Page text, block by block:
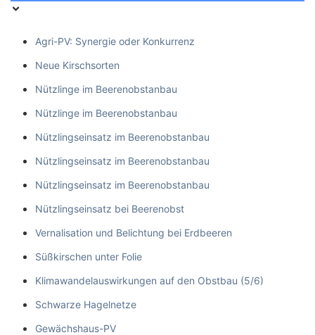
Agri-PV: Synergie oder Konkurrenz
Neue Kirschsorten
Nützlinge im Beerenobstanbau
Nützlinge im Beerenobstanbau
Nützlingseinsatz im Beerenobstanbau
Nützlingseinsatz im Beerenobstanbau
Nützlingseinsatz im Beerenobstanbau
Nützlingseinsatz bei Beerenobst
Vernalisation und Belichtung bei Erdbeeren
Süßkirschen unter Folie
Klimawandelauswirkungen auf den Obstbau (5/6)
Schwarze Hagelnetze
Gewächshaus-PV